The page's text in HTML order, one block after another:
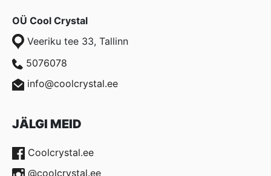
OÜ Cool Crystal
Veeriku tee 33, Tallinn
5076078
info@coolcrystal.ee
JÄLGI MEID
Coolcrystal.ee
@coolcrystal.ee